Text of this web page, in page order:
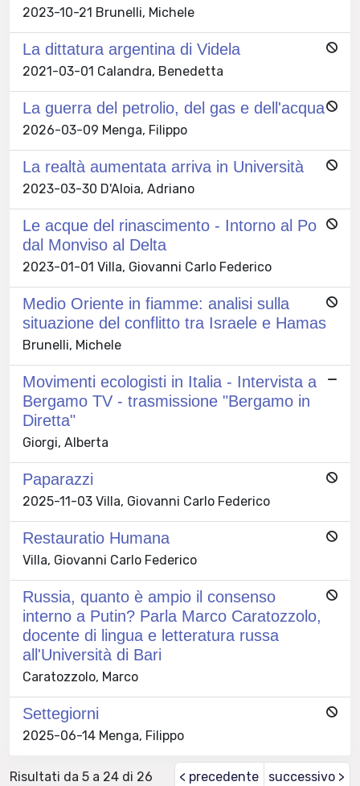
2023-10-21 Brunelli, Michele
La dittatura argentina di Videla
2021-03-01 Calandra, Benedetta
La guerra del petrolio, del gas e dell'acqua
2026-03-09 Menga, Filippo
La realtà aumentata arriva in Università
2023-03-30 D'Aloia, Adriano
Le acque del rinascimento - Intorno al Po
dal Monviso al Delta
2023-01-01 Villa, Giovanni Carlo Federico
Medio Oriente in fiamme: analisi sulla
situazione del conflitto tra Israele e Hamas
Brunelli, Michele
Movimenti ecologisti in Italia - Intervista a
Bergamo TV - trasmissione "Bergamo in
Diretta"
Giorgi, Alberta
Paparazzi
2025-11-03 Villa, Giovanni Carlo Federico
Restauratio Humana
Villa, Giovanni Carlo Federico
Russia, quanto è ampio il consenso
interno a Putin? Parla Marco Caratozzolo,
docente di lingua e letteratura russa
all'Università di Bari
Caratozzolo, Marco
Settegiorni
2025-06-14 Menga, Filippo
Risultati da 5 a 24 di 26 < precedente successivo >